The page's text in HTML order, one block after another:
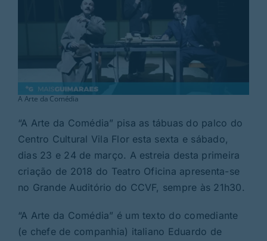
A Arte da Comédia
“A Arte da Comédia” pisa as tábuas do palco do
Centro Cultural Vila Flor esta sexta e sábado,
dias 23 e 24 de março. A estreia desta primeira
criação de 2018 do Teatro Oficina apresenta-se
no Grande Auditório do CCVF, sempre às 21h30.
“A Arte da Comédia” é um texto do comediante
(e chefe de companhia) italiano Eduardo de